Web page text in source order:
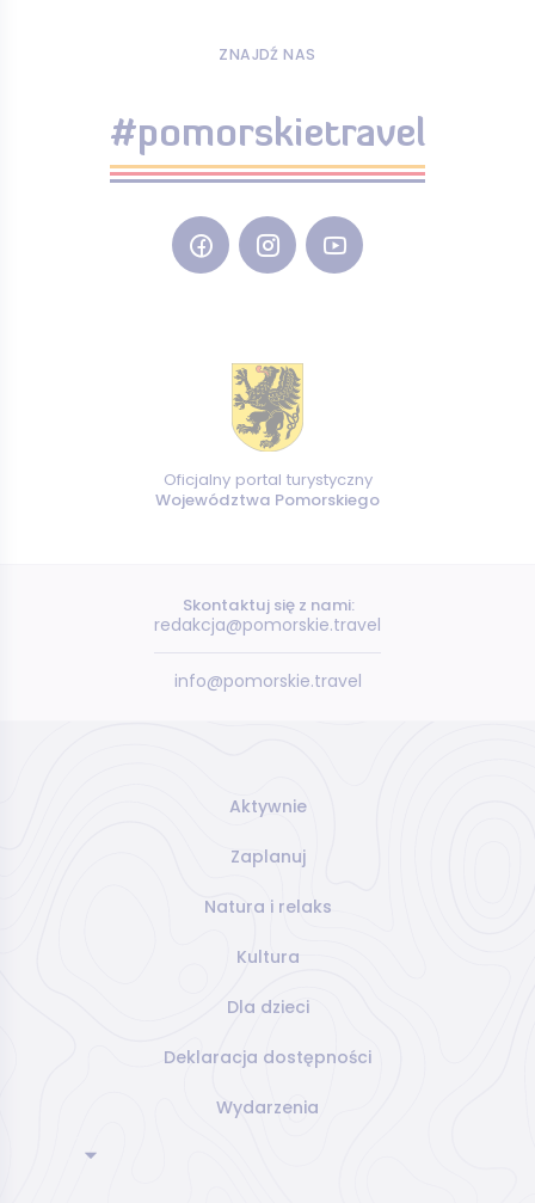
ZNAJDŹ NAS
#pomorskietravel
Oficjalny portal turystyczny
Województwa Pomorskiego
Skontaktuj się z nami:
redakcja@pomorskie.travel
info@pomorskie.travel
Aktywnie
Zaplanuj
Natura i relaks
Kultura
Dla dzieci
Deklaracja dostępności
Wydarzenia